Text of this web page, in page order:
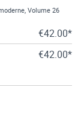
Volume 26
€42.00*
€42.00*